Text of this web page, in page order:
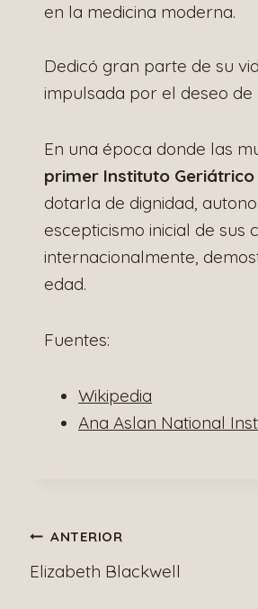
en la medicina moderna.
Dedicó gran parte de su
impulsada por el deseo
En una época donde las
primer Instituto
dotarla de dignidad,
escepticismo inicial de
internacionalmente,
edad.
Fuentes:
Wikipedia
Ana Aslan National
Navegación
de
ANTERIOR
Elizabeth Blackwell